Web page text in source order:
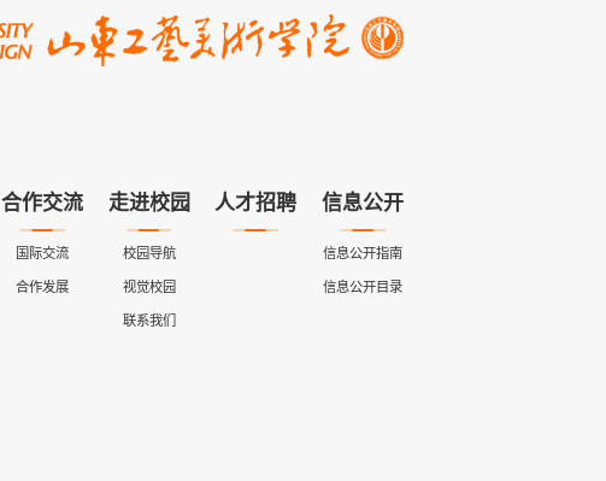
合作交流
国际交流
合作发展
走进校园
校园导航
视觉校园
联系我们
人才招聘 信息公开
信息公开指南
信息公开目录